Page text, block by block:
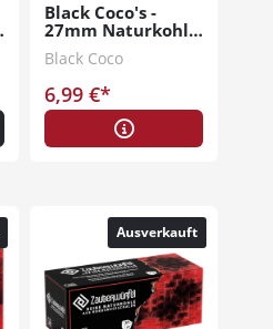
Black Coco's -
27mm Naturkohle
1kg
Black Coco
6,99 €*
Ausverkauft